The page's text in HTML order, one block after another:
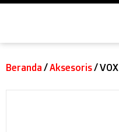
Beranda /Aksesoris/